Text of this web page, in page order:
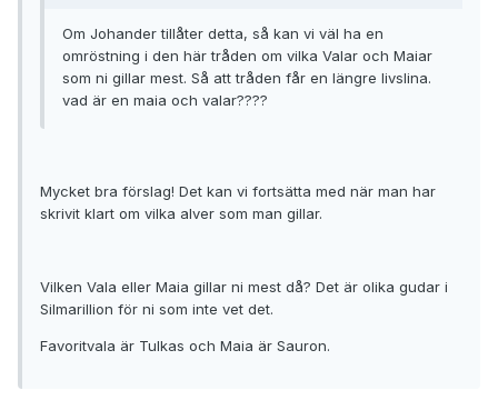
Om Johander tillåter detta, så kan vi väl ha en
omröstning i den här tråden om vilka Valar och Maiar
som ni gillar mest. Så att tråden får en längre livslina.
vad är en maia och valar????
Mycket bra förslag! Det kan vi fortsätta med när man har
skrivit klart om vilka alver som man gillar.
Vilken Vala eller Maia gillar ni mest då? Det är olika gudar i
Silmarillion för ni som inte vet det.
Favoritvala är Tulkas och Maia är Sauron.